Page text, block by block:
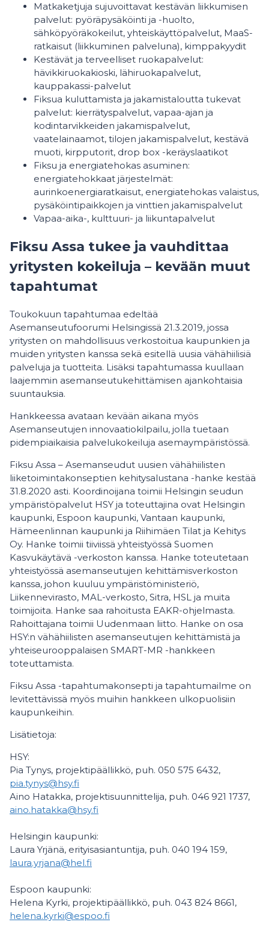
Matkaketjuja sujuvoittavat kestävän liikkumisen
palvelut: pyöräpysäköinti ja -huolto,
sähköpyöräkokeilut, yhteiskäyttöpalvelut, MaaS-
ratkaisut (liikkuminen palveluna), kimppakyydit
Kestävät ja terveelliset ruokapalvelut:
hävikkiruokakioski, lähiruokapalvelut,
kauppakassi-palvelut
Fiksua kuluttamista ja jakamistaloutta tukevat
palvelut: kierrätyspalvelut, vapaa-ajan ja
kodintarvikkeiden jakamispalvelut,
vaatelainaamot, tilojen jakamispalvelut, kestävä
muoti, kirpputorit, drop box -keräyslaatikot
Fiksu ja energiatehokas asuminen:
energiatehokkaat järjestelmät:
aurinkoenergiaratkaisut, energiatehokas valaistus,
pysäköintipaikkojen ja vinttien jakamispalvelut
Vapaa-aika-, kulttuuri- ja liikuntapalvelut
Fiksu Assa tukee ja vauhdittaa
yritysten kokeiluja – kevään muut
tapahtumat
Toukokuun tapahtumaa edeltää
Asemanseutufoorumi Helsingissä 21.3.2019, jossa
yritysten on mahdollisuus verkostoitua kaupunkien ja
muiden yritysten kanssa sekä esitellä uusia vähähiilisiä
palveluja ja tuotteita. Lisäksi tapahtumassa kuullaan
laajemmin asemanseutukehittämisen ajankohtaisia
suuntauksia.
Hankkeessa avataan kevään aikana myös
Asemanseutujen innovaatiokilpailu, jolla tuetaan
pidempiaikaisia palvelukokeiluja asemaympäristössä.
Fiksu Assa – Asemanseudut uusien vähähiilisten
liiketoimintakonseptien kehitysalustana -hanke kestää
31.8.2020 asti. Koordinoijana toimii Helsingin seudun
ympäristöpalvelut HSY ja toteuttajina ovat Helsingin
kaupunki, Espoon kaupunki, Vantaan kaupunki,
Hämeenlinnan kaupunki ja Riihimäen Tilat ja Kehitys
Oy. Hanke toimii tiiviissä yhteistyössä Suomen
Kasvukäytävä -verkoston kanssa. Hanke toteutetaan
yhteistyössä asemanseutujen kehittämisverkoston
kanssa, johon kuuluu ympäristöministeriö,
Liikennevirasto, MAL-verkosto, Sitra, HSL ja muita
toimijoita. Hanke saa rahoitusta EAKR-ohjelmasta.
Rahoittajana toimii Uudenmaan liitto. Hanke on osa
HSY:n vähähiilisten asemanseutujen kehittämistä ja
yhteiseurooppalaisen SMART-MR -hankkeen
toteuttamista.
Fiksu Assa -tapahtumakonsepti ja tapahtumailme on
levitettävissä myös muihin hankkeen ulkopuolisiin
kaupunkeihin.
Lisätietoja:
HSY:
Pia Tynys, projektipäällikkö, puh. 050 575 6432,
pia.tynys@hsy.fi
Aino Hatakka, projektisuunnittelija, puh. 046 921 1737,
aino.hatakka@hsy.fi
Helsingin kaupunki:
Laura Yrjänä, erityisasiantuntija, puh. 040 194 159,
laura.yrjana@hel.fi
Espoon kaupunki:
Helena Kyrki, projektipäällikkö, puh. 043 824 8661,
helena.kyrki@espoo.fi